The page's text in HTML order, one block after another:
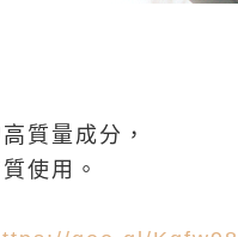
質量成分，
使用。